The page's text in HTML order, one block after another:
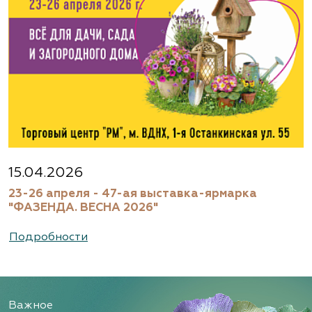
Агрофирма «Флос»
Московская область, г. Старая Купавна,
Акрихиновское шоссе, д. 10
Агрофирма «Флос»
Московская область, Ногинский р-н
(495) 133-1097
15.04.2026
23-26 апреля - 47-ая выставка-ярмарка
"ФАЗЕНДА. ВЕСНА 2026"
Подробности
Важное